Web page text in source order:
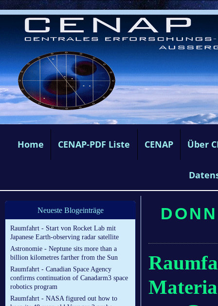
Home CENAP-PDF Liste CENAP Über
Neueste Blogeinträge
Raumfahrt - Start von Rocket Lab mit
Japanese Earth-observing radar satellite
Astronomie - Neptune sits more than a
billion kilometres farther from the Sun
Raumfahrt - Canadian Space Agency
confirms continuation of Canadarm3 space
robotics program
Raumfahrt - NASA figured out how to